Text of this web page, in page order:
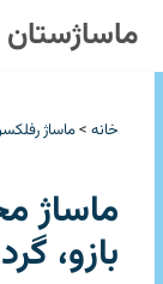
محتوا
ماساژستان
خانه >ماساژ
ماساژ
بازو،